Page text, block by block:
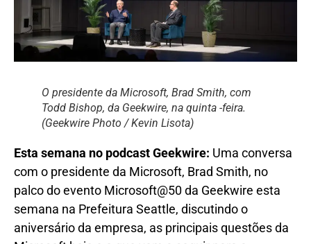
O presidente da Microsoft, Brad Smith, com
Todd Bishop, da Geekwire, na quinta -feira.
(Geekwire Photo / Kevin Lisota)
Esta semana no podcast Geekwire: Uma conversa
com o presidente da Microsoft, Brad Smith, no
palco do evento Microsoft@50 da Geekwire esta
semana na Prefeitura Seattle, discutindo o
aniversário da empresa, as principais questões da